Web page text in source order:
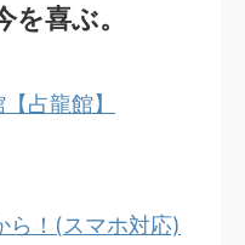
を喜ぶ。
占龍館】
ら！(スマホ対応)